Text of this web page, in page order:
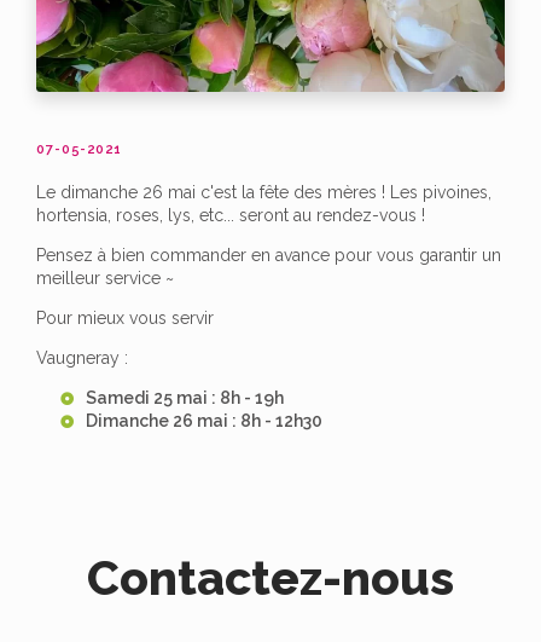
07-05-2021
Le dimanche 26 mai c'est la fête des mères ! Les pivoines,
hortensia, roses, lys, etc... seront au rendez-vous !
Pensez à bien commander en avance pour vous garantir un
meilleur service ~
Pour mieux vous servir
Vaugneray :
Samedi 25 mai : 8h - 19h
Dimanche 26 mai : 8h - 12h30
Contactez-nous